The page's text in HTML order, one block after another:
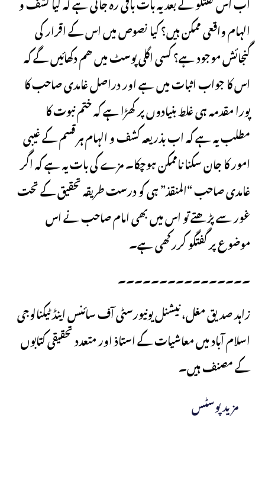
مزید پوسٹس
الہام واقعی ممکن ہیں؟ کیا نصوص میں اس کے اقرار کی
گنجائش موجود ہے؟ کسی اگلی پوسٹ میں ھم دکھائیں گے کہ
اس کا جواب اثبات میں ہے اور دراصل غامدی صاحب کا
پورا مقدمہ ہی غلط بنیادوں پر کھڑا ہے کہ ختم نبوت کا
مطلب یہ ہے کہ اب بذریعہ کشف و الہام ہر قسم کے غیبی
امور کا جان سکنا ناممکن ہوچکا۔ مزے کی بات یہ ہے کہ اگر
غامدی صاحب “المنقذ” ہی کو درست طریقہ تحقیق کے تحت
غور سے پڑھتے تو اس میں بھی امام صاحب نے اس
موضوع پر گفتگو کررکھی ہے۔
۔۔۔۔۔۔۔۔۔۔۔۔۔۔۔۔
زاہد صدیق مغل، نیشنل یونیورسٹی آف سائنس اینڈ ٹیکنالوجی
اسلام آباد میں معاشیات کے استاذ اور متعدد تحقیقی کتابوں
کے مصنف ہیں۔